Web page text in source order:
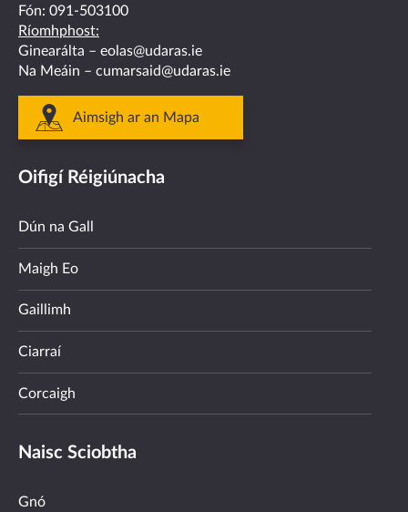
Fón: 091-503100
Ríomhphost:
Ginearálta – eolas@udaras.ie
Na Meáin – cumarsaid@udaras.ie
Aimsigh ar an Mapa
Oifigí Réigiúnacha
Dún na Gall
Maigh Eo
Gaillimh
Ciarraí
Corcaigh
Naisc Sciobtha
Gnó